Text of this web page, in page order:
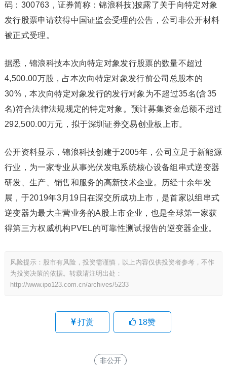
码：300763，证券简称：锦浪科技)披露了关于向特定对象
发行股票申请获得中国证监会受理的公告，公司非公开材料
被正式受理。
据悉，锦浪科技本次向特定对象发行股票的数量不超过
4,500.00万股，占本次向特定对象发行前公司总股本的
30%，本次向特定对象发行的发行对象为不超过35名(含35
名)符合法律法规规定的特定对象。预计募集资金总额不超过
292,500.00万元，拟于深圳证券交易创业板上市。
公开资料显示，锦浪科技创建于2005年，公司立足于新能源
行业，为一家专业从事光伏发电系统核心设备组串式逆变器
研发、生产、销售和服务的高新技术企业。历经十余年发
展，于2019年3月19日在深交所成功上市，是首家以组串式
逆变器为最大主营业务的A股上市企业，也是全球第一家获
得第三方权威机构PVEL的可靠性测试报告的逆变器企业。
风险提示：股市有风险，投资需谨慎，以上内容仅供投资者参考，不作
为投资决策的依据。转载请注明出处：
http://www.ipo123.com.cn/archives/5233
打赏 18赞
非公开